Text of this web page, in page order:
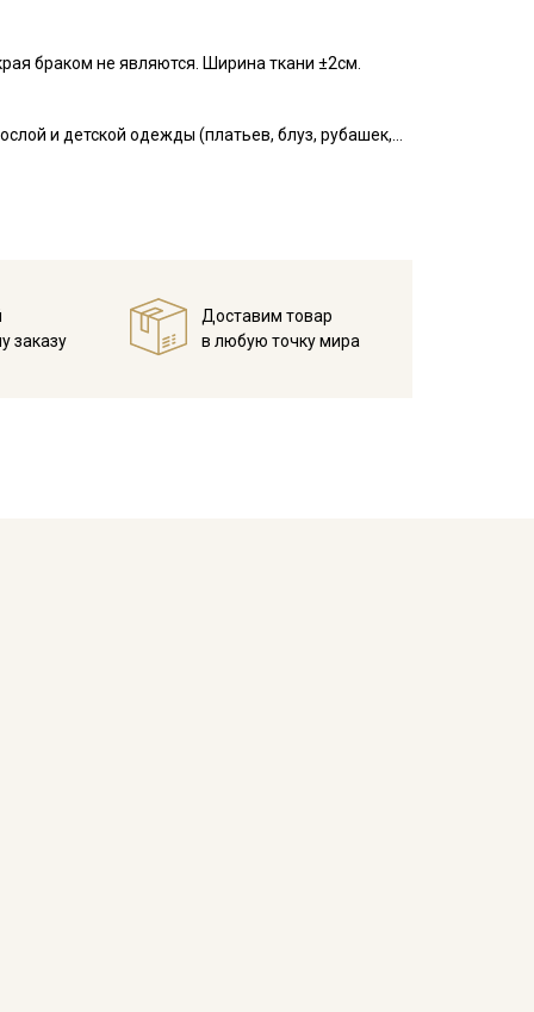
браком не являются. Ширина ткани ±2см.
и детской одежды (платьев, блуз, рубашек,
заказу
Доставим товар
в любую точку мира